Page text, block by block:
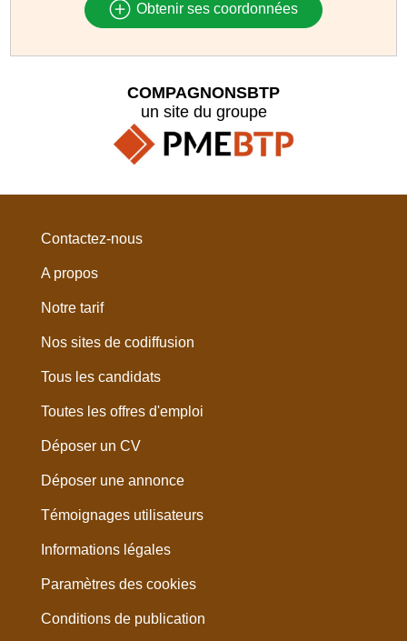
Obtenir ses coordonnées
COMPAGNONSBTP
un site du groupe
Contactez-nous
A propos
Notre tarif
Nos sites de codiffusion
Tous les candidats
Toutes les offres d'emploi
Déposer un CV
Déposer une annonce
Témoignages utilisateurs
Informations légales
Paramètres des cookies
Conditions de publication